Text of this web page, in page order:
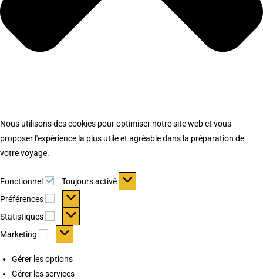
Nous utilisons des cookies pour optimiser notre site web et vous
proposer l'expérience la plus utile et agréable dans la préparation de
votre voyage.
Fonctionnel Fonctionnel
Toujours activé
Préférences
Préférences
Statistiques Statistiques
Marketing Marketing
Gérer les options
Gérer les services